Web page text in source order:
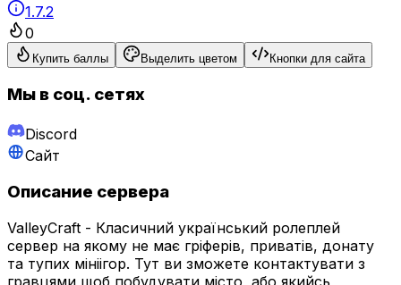
1.7.2
0
Купить баллы Выделить цветом Кнопки для сайта
Мы в соц. сетях
Discord
Сайт
Описание сервера
ValleyCraft - Класичний укрaїнський ролeплей
сервер на якому не має гріферів, приватів, донату
та тупих мініігор. Тут ви зможете контактувати з
гравцями щоб побудувати місто, або якийсь